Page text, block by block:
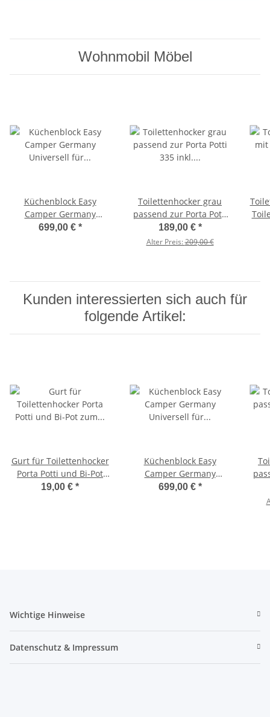
Wohnmobil Möbel
Küchenblock Easy
Camper Germany
Universell für alle
699,00 € *
Toilettenhocker grau
passend zur Porta Potti
335 inkl. Polster schwarz
ohne Toilette
189,00 € *
Alter Preis:209,00 €
Kunden interessierten sich auch für
folgende Artikel:
Gurt für Toilettenhocker
Porta Potti und Bi-Pot
zum leichten
19,00 € *
Küchenblock Easy
Camper Germany
Universell für alle
699,00 € *
Wichtige Hinweise
Datenschutz & Impressum